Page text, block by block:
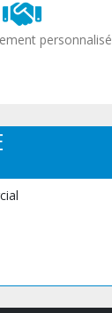
personnalisé